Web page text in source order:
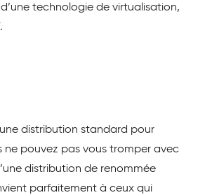
technologie de virtualisation,
distribution standard pour
ne pouvez pas vous tromper avec
distribution de renommée
parfaitement à ceux qui